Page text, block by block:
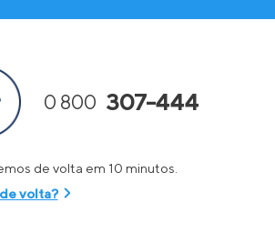
0 800 307-444
de volta em 10 minutos.
volta?